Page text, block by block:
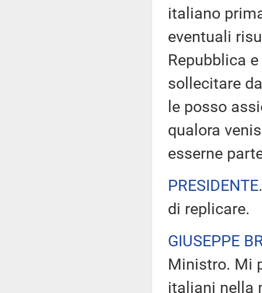
italiano
eventuali
Repubblica
sollecitare
le posso
qualora
esserne
PRESIDENTE
di replicare.
GIUSEPPE
Ministro. Mi
italiani nella